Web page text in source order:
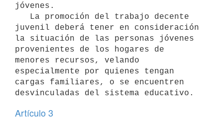
jóvenes.
juvenil deberá tener en consideración
la situación de las personas jóvenes
provenientes de los hogares de
menores recursos, velando
especialmente por quienes tengan
cargas familiares, o se encuentren
Artículo 3